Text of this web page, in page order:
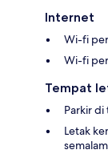
Internet
Wi-fi
Wi-fi
Tempat
Parkir di
Letak